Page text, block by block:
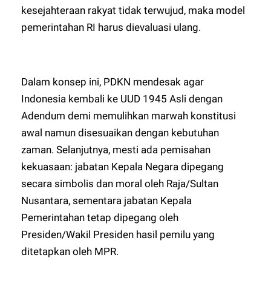
kesejahteraan rakyat tidak terwujud, maka model
pemerintahan RI harus dievaluasi ulang.
Dalam konsep ini, PDKN mendesak agar
Indonesia kembali ke UUD 1945 Asli dengan
Adendum demi memulihkan marwah konstitusi
awal namun disesuaikan dengan kebutuhan
zaman. Selanjutnya, mesti ada pemisahan
kekuasaan: jabatan Kepala Negara dipegang
secara simbolis dan moral oleh Raja/Sultan
Nusantara, sementara jabatan Kepala
Pemerintahan tetap dipegang oleh
Presiden/Wakil Presiden hasil pemilu yang
ditetapkan oleh MPR.